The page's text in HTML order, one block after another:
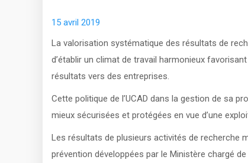
15 avril 2019
La valorisation systématique des résultats de
d’établir un climat de travail harmonieux
résultats vers des entreprises.
Cette politique de l’UCAD dans la gestion de sa
mieux sécurisées et protégées en vue d’une
Les résultats de plusieurs activités de recherche
prévention développées par le Ministère chargé